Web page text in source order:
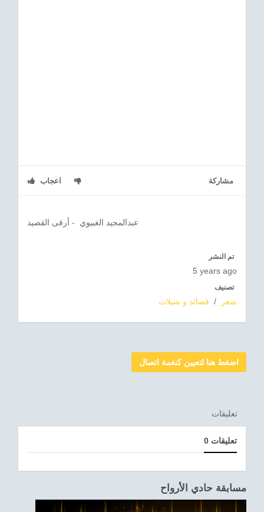
اعجاب مشاركة
تم النشر
5 years ago
تصنيف
شعر / قصائد و شيلات
اضغط هنا لتعيين كنغمة اتصال
تعليقات
0 تعليقات
مسابقة حادي الأرواح